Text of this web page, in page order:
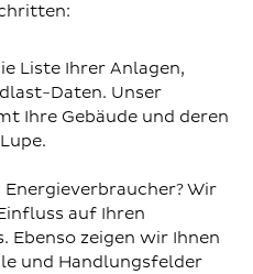
Liste Ihrer Anlagen,
Daten. Unser
Ihre Gebäude und deren
Wir
auf Ihren
Ebenso zeigen wir Ihnen
und Handlungsfelder